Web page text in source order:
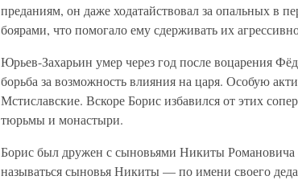
преданиям, он даже ходатайствовал за опальных в
боярами, что помогало ему сдерживать их
Юрьев-Захарьин умер через год после воцарения
борьба за возможность влияния на царя. Особую
Мстиславские. Вскоре Борис избавился от этих
тюрьмы и монастыри.
Борис был дружен с сыновьями Никиты
называться сыновья Никиты — по имени своего